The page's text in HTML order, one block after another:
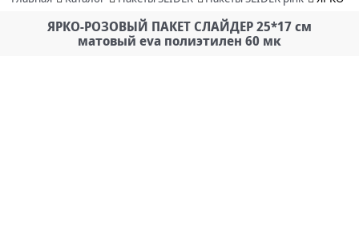
ЯРКО-РОЗОВЫЙ ПАКЕТ СЛАЙДЕР 25*17 см
матовый eva полиэтилен 60 мк